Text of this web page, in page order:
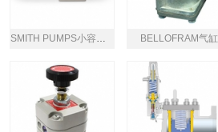
SMITH PUMPS小容量泵 BELLOFRAM气缸